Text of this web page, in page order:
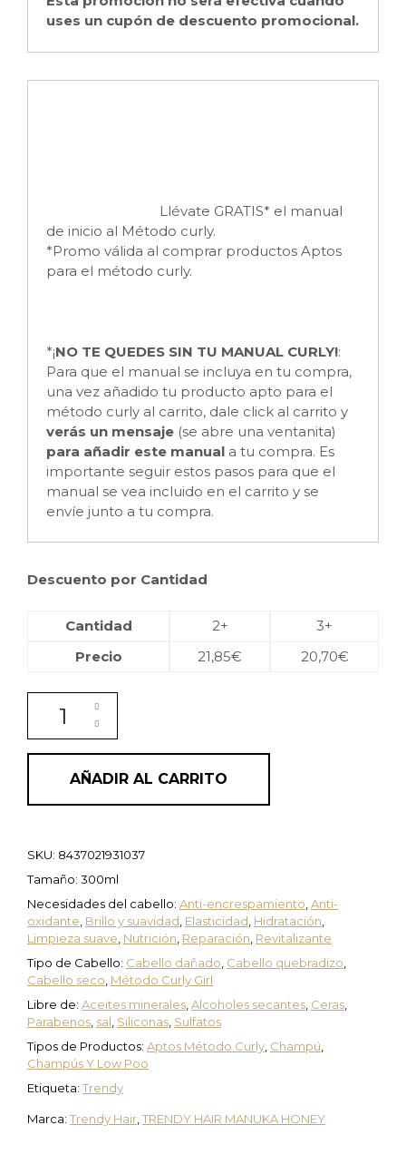
uses un cupón de descuento promocional.
Llévate GRATIS* el manual
de inicio al Método curly.
*Promo válida al comprar productos Aptos
para el método curly.
*¡NO TE QUEDES SIN TU MANUAL CURLY!:
Para que el manual se incluya en tu compra,
una vez añadido tu producto apto para el
método curly al carrito, dale click al carrito y
verás un mensaje (se abre una ventanita)
para añadir este manual a tu compra. Es
importante seguir estos pasos para que el
manual se vea incluido en el carrito y se
envíe junto a tu compra.
Descuento por Cantidad
Cantidad 2+
3+
Precio
21,85€ 20,70€
Champú Hidratante y Reparador con keratina,
AÑADIR AL CARRITO
SKU: 8437021931037
Tamaño: 300ml
Necesidades del cabello: Anti-encrespamiento,Anti-
oxidante, Brillo y suavidad, Elasticidad, Hidratación,
Limpieza suave, Nutrición, Reparación, Revitalizante
Tipo de Cabello: Cabello dañado, Cabello quebradizo,
Cabello seco, Método Curly Girl
Libre de: Aceites minerales,Alcoholes secantes, Ceras,
Parabenos, sal, Siliconas, Sulfatos
Tipos de Productos: Aptos Método Curly, Champú,
Champús Y Low Poo
Etiqueta: Trendy
Marca: Trendy Hair,TRENDY HAIR MANUKA HONEY